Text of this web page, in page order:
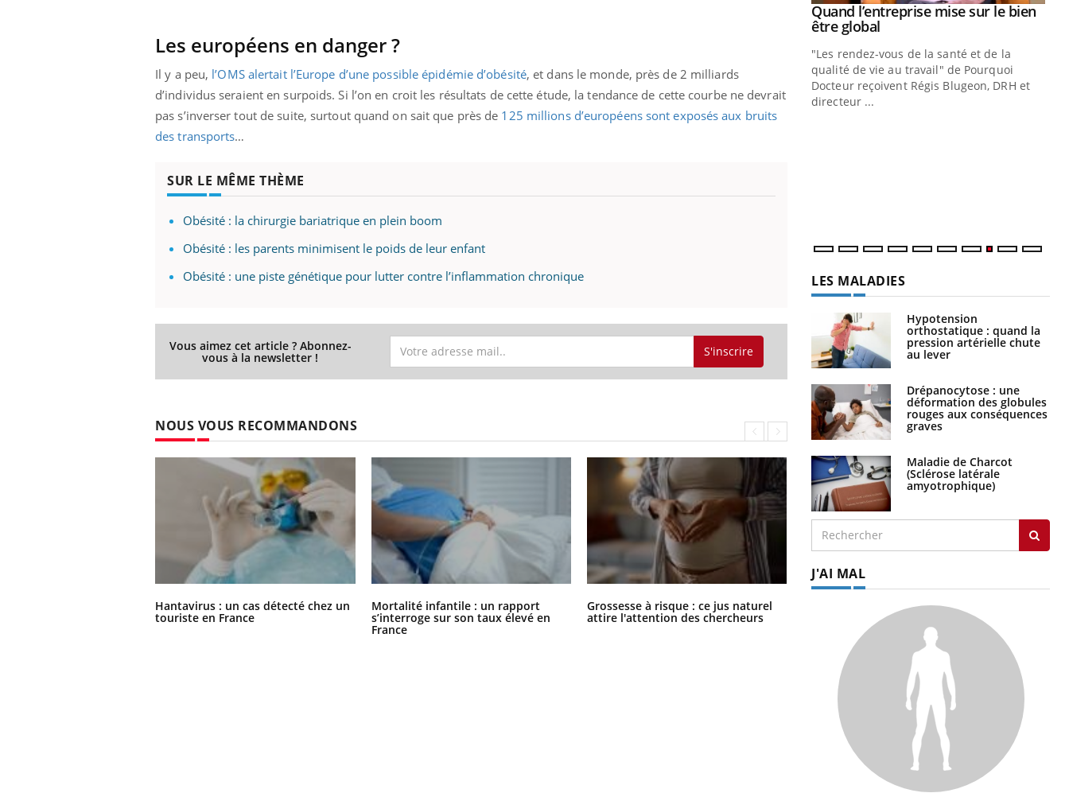
Les européens en danger ?
Il y a peu, l’OMS alertait l’Europe d’une possible épidémie d’obésité, et dans le monde, près de 2 milliards
d’individus seraient en surpoids. Si l’on en croit les résultats de cette étude, la tendance de cette courbe ne devrait
pas s’inverser tout de suite, surtout quand on sait que près de 125 millions d’européens sont exposés aux bruits
des transports…
SUR LE MÊME THÈME
Obésité : la chirurgie bariatrique en plein boom
Obésité : les parents minimisent le poids de leur enfant
Obésité : une piste génétique pour lutter contre l’inflammation chronique
Vous aimez cet article ? Abonnez-
vous à la newsletter ! S'inscrire
NOUS VOUS RECOMMANDONS
Hantavirus : un cas détecté chez un
touriste en France
Mortalité infantile : un rapport
s’interroge sur son taux élevé en
France
Grossesse à risque : ce jus naturel
attire l'attention des chercheurs
Comment oublier les écrans en
Le Ramadan approche, et, pour de
nombreuses personnes atteintes de
diabète, c'est une période de questions, de
défis, mais ...
préventive
Un établissement lié à un groupe
mutualiste innove en matière de bilan de
santé : l'utilisation d'un « jumeau
numérique » permet ...
Youtube
bouscule les idées reçues ! Dans cet
épisode, une ...
Youtube
Quand l’entreprise mise sur le bien
être globalYoutube
"Les rendez-vous de la santé et de la
qualité de vie au travail" de Pourquoi
Docteur reçoivent Régis Blugeon, DRH et
directeur ...
LES MALADIES
Hypotension
orthostatique : quand la
pression artérielle chute
au lever
Drépanocytose : une
déformation des globules
rouges aux conséquences
graves
Maladie de Charcot
(Sclérose latérale
amyotrophique)
J'AI MAL